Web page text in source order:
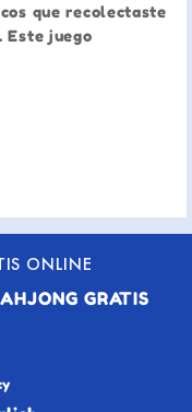
que recolectaste
Este juego
ONLINE
GRATIS